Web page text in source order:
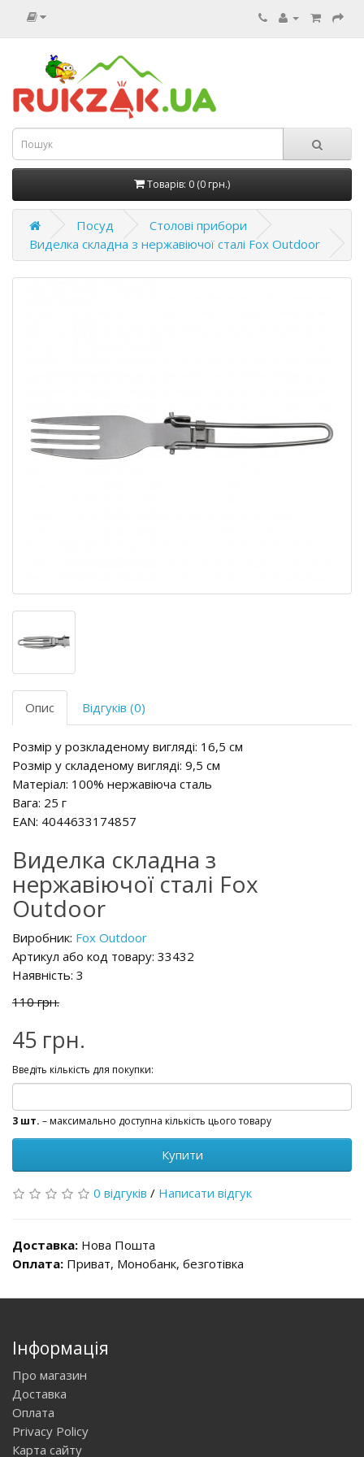
Товарів: 0 (0 грн.)
Посуд
Столові прибори
Виделка складна з нержавіючої сталі Fox Outdoor
Опис Відгуків (0)
Розмір у розкладеному вигляді: 16,5 см
Розмір у складеному вигляді: 9,5 см
Матеріал: 100% нержавіюча сталь
Вага: 25 г
EAN: 4044633174857
Виделка складна з
нержавіючої сталі Fox
Outdoor
Виробник: Fox Outdoor
Артикул або код товару: 33432
Наявність: 3
110 грн.
45 грн.
Введіть кількість для покупки:
3 шт. – максимально доступна кількість цього товару
Купити
0 відгуків / Написати відгук
Доставка: Нова Пошта
Оплата: Приват, Монобанк, безготівка
Інформація
Про магазин
Доставка
Оплата
Privacy Policy
Карта сайту